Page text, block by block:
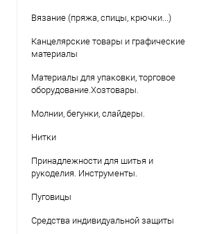
Вязание (пряжа, спицы, крючки...)
Канцелярские товары и графические
материалы
Материалы для упаковки, торговое
оборудование.Хозтовары.
Молнии, бегунки, слайдеры.
Нитки
Принадлежности для шитья и
рукоделия. Инструменты.
Пуговицы
Средства индивидуальной защиты